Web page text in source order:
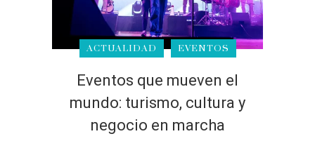
ACTUALIDAD EVENTOS
Eventos que mueven el
mundo: turismo, cultura y
negocio en marcha